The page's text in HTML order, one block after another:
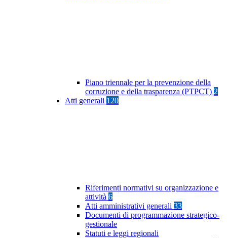
Piano triennale per la prevenzione della
corruzione e della trasparenza (PTPCT) 2
Atti generali 120
Riferimenti normativi su organizzazione e
attività 6
Atti amministrativi generali 33
Documenti di programmazione strategico-
gestionale
Statuti e leggi regionali